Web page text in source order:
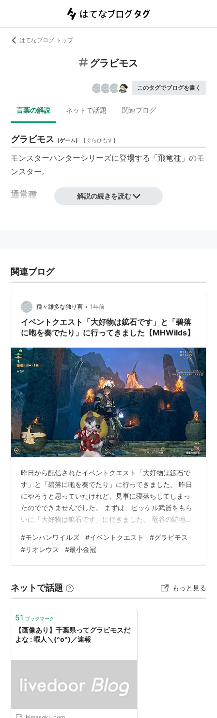
はてなブログ トップ
グラビモス
このタグでブログを書く
言葉の解説 ネットで話題 関連ブログ
グラビモス (ゲーム) 【 ぐらびもす】
モンスターハンターシリーズに登場する「飛竜種」のモ
ンスター。
通常種
MH2 MHP2
MH4 MH4G
MHXX
オンライン
MHF シーズン1.0〜
番外
MHST(オトモン可)
通称『鎧竜』「グラビ」。
バサルモスの成体。主に火山帯に生息し、鉱物のみを食
べる。動きは遅く飛行もしないが、その分攻撃は強力。
グラビモス特有の攻撃として、地形をも貫通する熱線ブ
レスがある。これは体内に溜まった熱を放出したもので
亜種
登場作品
MH2 MHP2 MHP2G
解説の続きを読む
関連ブログ
種々雑多な独り言 • 1年前
イベントクエスト「大好物は鉱石です」と「碧落
に咆を奏でたり」に行ってきました【MHWilds】
昨日から配信されたイベントクエスト「大好物は鉱石で
す」と「碧落に咆を奏でたり」に行ってきました。 昨日
にやろうと思っていたけれど、見事に寝落ちしてしまっ
たのでできませんでした。 まずは、ピッケル武器をもら
いに「大好物は鉱石です」に行きました。 竜谷の跡地で
流水弾ヘビィボウガンで行きました。 ２体同時に狩るの
は思っていたよりも面倒で。 結構邪魔してくるし。 イベ
ントクエスト「大好物は鉱石です」 １回目で使い古され
かなと思いましたが、太刀と片手剣の両方を作るには使
い古されたピッケルが６個必要で。 火…
#モンハンワイルズ #イベントクエスト #グラビモス
#リオレウス #最小金冠
ネットで話題 もっと見る
51 ブックマーク
【画像あり】千葉県ってグラビモスだ
よな : 暇人＼(^o^)／速報